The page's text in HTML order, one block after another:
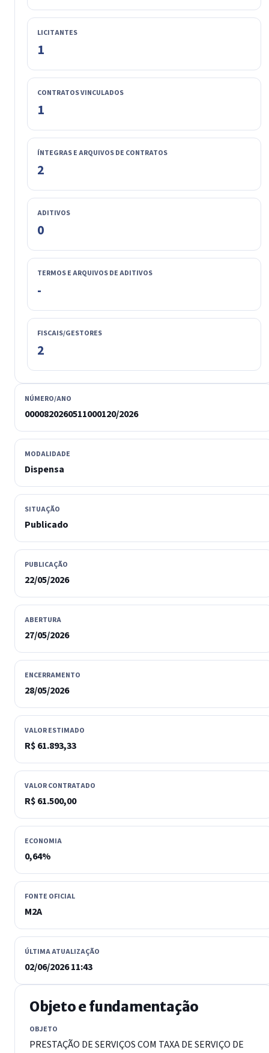
LICITANTES
1
CONTRATOS VINCULADOS
1
ÍNTEGRAS E ARQUIVOS DE CONTRATOS
2
ADITIVOS
0
TERMOS E ARQUIVOS DE ADITIVOS
-
FISCAIS/GESTORES
2
NÚMERO/ANO
0000820260511000120/2026
MODALIDADE
Dispensa
SITUAÇÃO
Publicado
PUBLICAÇÃO
22/05/2026
ABERTURA
27/05/2026
ENCERRAMENTO
28/05/2026
VALOR ESTIMADO
R$ 61.893,33
VALOR CONTRATADO
R$ 61.500,00
ECONOMIA
0,64%
FONTE OFICIAL
M2A
ÚLTIMA ATUALIZAÇÃO
02/06/2026 11:43
Objeto e fundamentação
OBJETO
PRESTAÇÃO DE SERVIÇOS COM TAXA DE SERVIÇO DE